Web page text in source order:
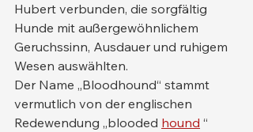
Hubert verbunden, die sorgfältig
Hunde mit außergewöhnlichem
Geruchssinn, Ausdauer und ruhigem
Wesen auswählten.
Der Name „Bloodhound“ stammt
vermutlich von der englischen
Redewendung „blooded hound “